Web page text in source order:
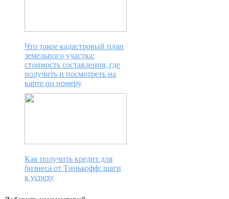
Что такое кадастровый план
земельного участка:
стоимость составления, где
получить и посмотреть на
карте по номеру
Как получить кредит для
бизнеса от Тинькофф: шаги
к успеху